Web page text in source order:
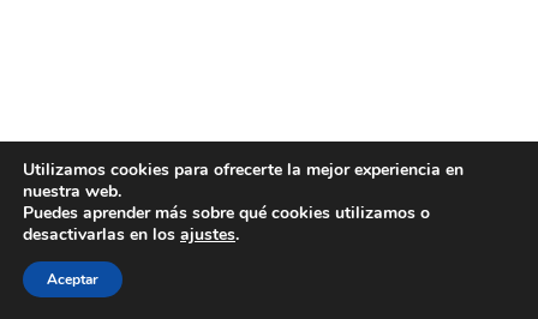
Utilizamos cookies para ofrecerte la mejor experiencia en
nuestra web.
Puedes aprender más sobre qué cookies utilizamos o
desactivarlas en los ajustes.
Aceptar